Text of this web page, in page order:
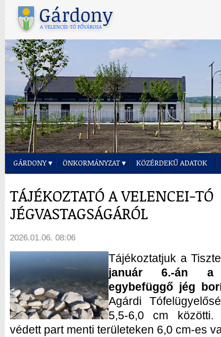
GÁRDONY ÖNKORMÁNYZAT KÖZÉRDEKŰ ADATOK
TÁJÉKOZTATÓ A VELENCEI-TÓ
JÉGVASTAGSÁGÁRÓL
2026.01.06. 08:06
Tájékoztatjuk a
január 6.-án a
egybefüggő jég
Agárdi
5,5-6,0 cm közötti.
védett part menti területeken 6,0 cm-es